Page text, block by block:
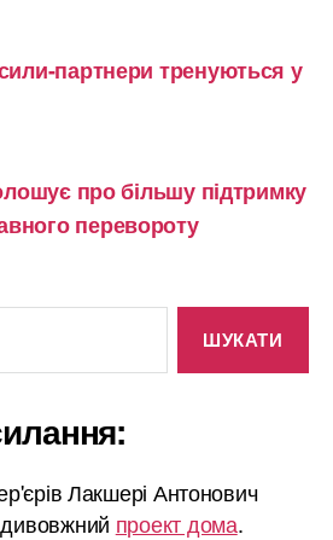
партнери тренуються у
про більшу підтримку
перевороту
Лакшері Антонович
проект дома.